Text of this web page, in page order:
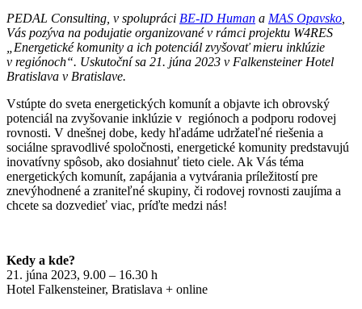
PEDAL Consulting, v spolupráci BE-ID Human a MAS Opavsko
Vás pozýva na podujatie organizované v rámci projektu W4RES
„Energetické komunity a ich potenciál zvyšovať mieru inklúzie
v regiónoch“. Uskutoční sa 21. júna 2023 v Falkensteiner Hotel
Bratislava v Bratislave.
Vstúpte do sveta energetických komunít a objavte ich obrovský
potenciál na zvyšovanie inklúzie v regiónoch a podporu rodovej
rovnosti. V dnešnej dobe, kedy hľadáme udržateľné riešenia a
sociálne spravodlivé spoločnosti, energetické komunity predstavujú
inovatívny spôsob, ako dosiahnuť tieto ciele. Ak Vás téma
energetických komunít, zapájania a vytvárania príležitostí pre
znevýhodnené a zraniteľné skupiny, či rodovej rovnosti zaujíma a
chcete sa dozvedieť viac, príďte medzi nás!
Kedy a kde?
21. júna 2023, 9.00 – 16.30 h
Hotel Falkensteiner, Bratislava + online